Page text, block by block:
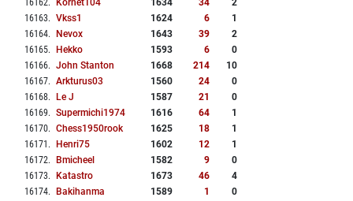
16162. Kornet104 1634 34
2
16163. Vkss1 1624 6
1
16164. Nevox 1643 39
2
16165. Hekko 1593 6
0
16166. John Stanton 1668 214
10
16167. Arkturus03 1560 24
0
16168. Le J 1587 21
0
16169. Supermichi1974 1616 64
1
16170. Chess1950rook 1625 18
1
16171 . Henri75 1602 12
1
16172. Bmicheel 1582 9
0
16173. Katastro 1673 46
4
16174. Bakihanma 1589 1
0